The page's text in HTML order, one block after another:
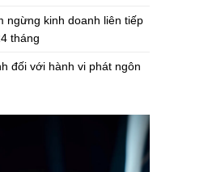
ngừng kinh doanh liên tiếp
tháng
đối với hành vi phát ngôn